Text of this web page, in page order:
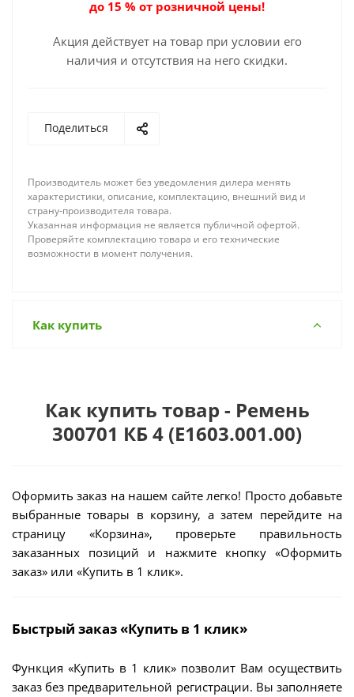
до 15 % от розничной цены!
Акция действует на товар при условии его
наличия и отсутствия на него скидки.
Поделиться
Производитель может без уведомления дилера менять
характеристики, описание, комплектацию, внешний вид и
страну-производителя товара.
Указанная информация не является публичной офертой.
Проверяйте комплектацию товара и его технические
возможности в момент получения.
Как купить
Как купить товар - Ремень
300701 КБ 4 (Е1603.001.00)
Оформить заказ на нашем сайте легко! Просто добавьте
выбранные товары в корзину, а затем перейдите на
страницу «Корзина», проверьте правильность
заказанных позиций и нажмите кнопку «Оформить
заказ» или «Купить в 1 клик».
Быстрый заказ «Купить в 1 клик»
Функция «Купить в 1 клик» позволит Вам осуществить
заказ без предварительной регистрации. Вы заполняете